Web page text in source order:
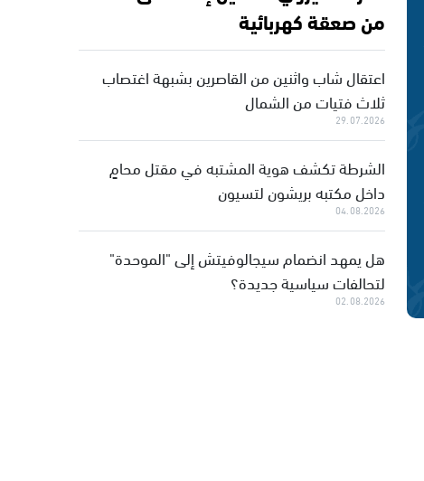
من صعقة كهربائية
اعتقال شاب واثنين من القاصرين بشبهة اغتصاب
ثلاث فتيات من الشمال
29.07.2026
الشرطة تكشف هوية المشتبه في مقتل محامٍ
داخل مكتبه بريشون لتسيون
04.08.2026
هل يمهد انضمام سيجالوفيتش إلى "الموحدة"
لتحالفات سياسية جديدة؟
02.08.2026